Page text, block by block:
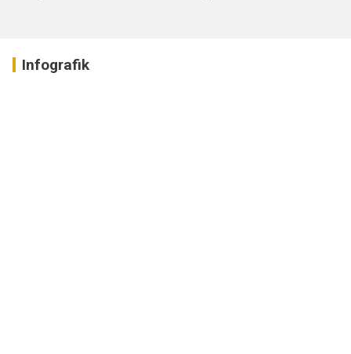
Infografik